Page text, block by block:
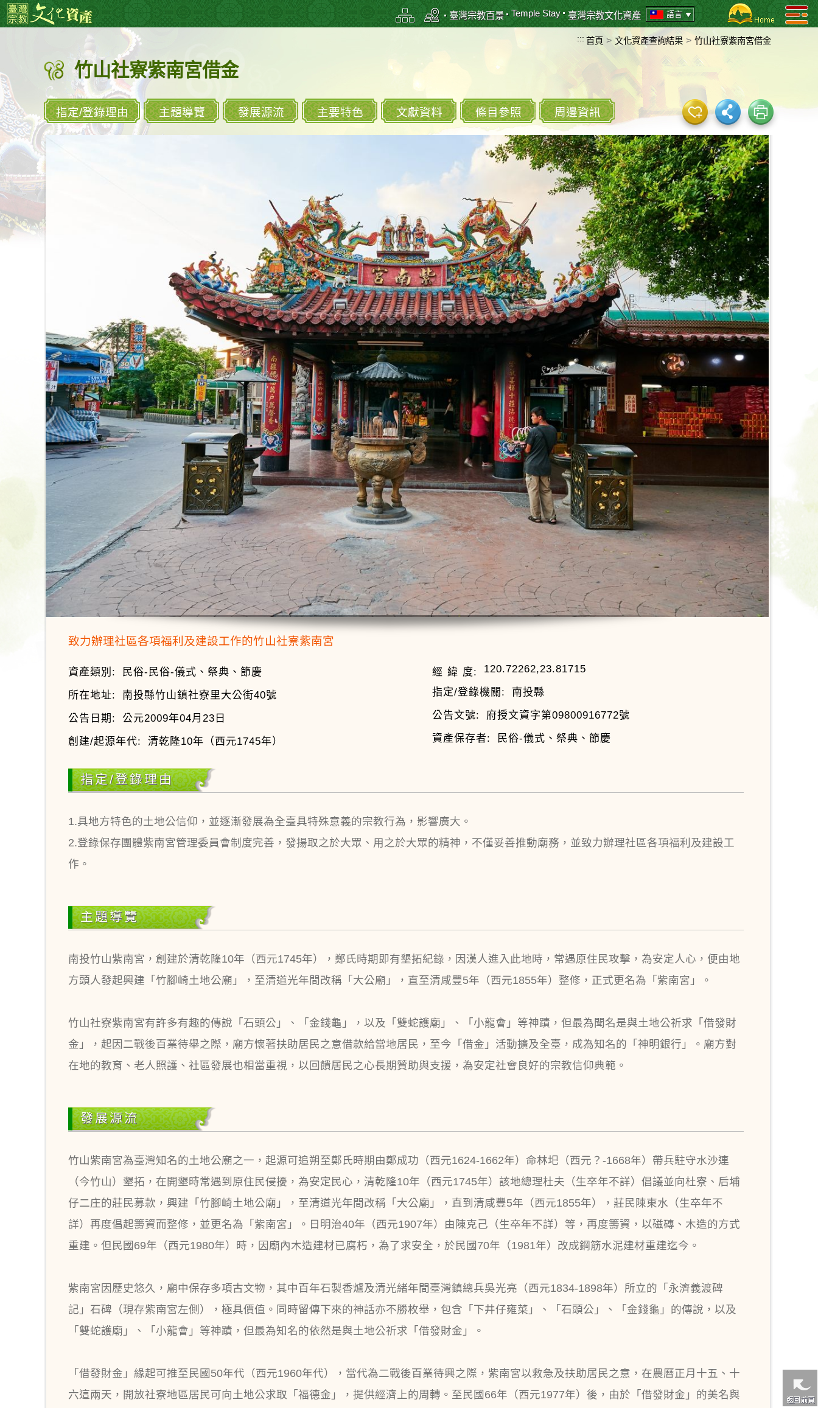
跳
到
容
區
塊
::: 臺灣宗教百景 Temple Stay 臺灣宗教文化資產 語言
::: 首頁 > 文化資產查詢結果 > 竹山社寮紫南宮借金
竹山社寮紫南宮借金
指定/登錄理由 主題導覽 發展源流 主要特色 文獻資料 條目參照 周邊資訊
致力辦理社區各項福利及建設工作的竹山社寮紫南宮
資產類別:
民俗-民俗-儀式、祭典、節慶
所在地址:
南投縣竹山鎮社寮里大公街40號
公告日期:
公元2009年04月23日
創建/起源年代:
清乾隆10年（西元1745年）
經 緯 度:
120.72262,23.81715
指定/登錄機關:
南投縣
公告文號:
府授文資字第09800916772號
資產保存者:
民俗-儀式、祭典、節慶
指定/登錄理由
1.具地方特色的土地公信仰，並逐漸發展為全臺具特殊意義的宗教行為，影響廣大。
2.登錄保存團體紫南宮管理委員會制度完善，發揚取之於大眾、用之於大眾的精神，不僅妥善推動廟務，並致力辦理社區各項福利及建設工
作。
主題導覽
南投竹山紫南宮，創建於清乾隆10年（西元1745年），鄭氏時期即有墾拓紀錄，因漢人進入此地時，常遇原住民攻擊，為安定人心，便由地
方頭人發起興建「竹腳崎土地公廟」，至清道光年間改稱「大公廟」，直至清咸豐5年（西元1855年）整修，正式更名為「紫南宮」。
竹山社寮紫南宮有許多有趣的傳說「石頭公」、「金錢龜」，以及「雙蛇護廟」、「小龍會」等神蹟，但最為聞名是與土地公祈求「借發財
金」，起因二戰後百業待舉之際，廟方懷著扶助居民之意借款給當地居民，至今「借金」活動擴及全臺，成為知名的「神明銀行」。廟方對
在地的教育、老人照護、社區發展也相當重視，以回饋居民之心長期贊助與支援，為安定社會良好的宗教信仰典範。
發展源流
竹山紫南宮為臺灣知名的土地公廟之一，起源可追朔至鄭氏時期由鄭成功（西元1624-1662年）命林圯（西元？-1668年）帶兵駐守水沙連
（今竹山）墾拓，在開墾時常遇到原住民侵擾，為安定民心，清乾隆10年（西元1745年）該地總理杜夫（生卒年不詳）倡議並向杜寮、后埔
仔二庄的莊民募款，興建「竹腳崎土地公廟」，至清道光年間改稱「大公廟」，直到清咸豐5年（西元1855年），莊民陳東水（生卒年不
詳）再度倡起籌資而整修，並更名為「紫南宮」。日明治40年（西元1907年）由陳克己（生卒年不詳）等，再度籌資，以磁磚、木造的方式
重建。但民國69年（西元1980年）時，因廟內木造建材已腐朽，為了求安全，於民國70年（1981年）改成鋼筋水泥建材重建迄今。
紫南宮因歷史悠久，廟中保存多項古文物，其中百年石製香爐及清光緒年間臺灣鎮總兵吳光亮（西元1834-1898年）所立的「永濟義渡碑
記」石碑（現存紫南宮左側），極具價值。同時留傳下來的神話亦不勝枚舉，包含「下井仔雍菜」、「石頭公」、「金錢龜」的傳說，以及
「雙蛇護廟」、「小龍會」等神蹟，但最為知名的依然是與土地公祈求「借發財金」。
「借發財金」緣起可推至民國50年代（西元1960年代），當代為二戰後百業待興之際，紫南宮以救急及扶助居民之意，在農曆正月十五、十
六這兩天，開放社寮地區居民可向土地公求取「福德金」，提供經濟上的周轉。至民國66年（西元1977年）後，由於「借發財金」的美名與